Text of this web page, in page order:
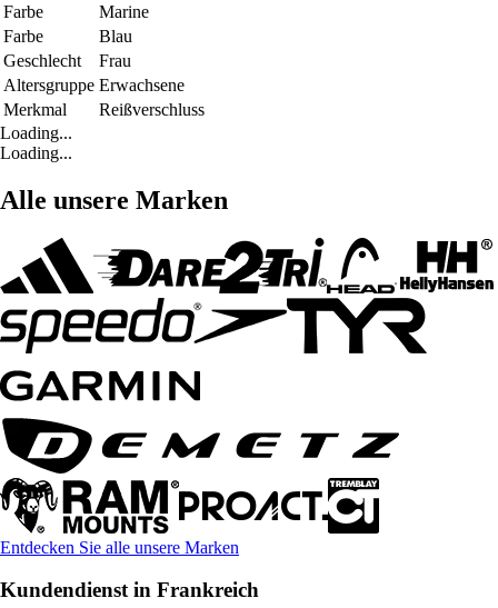
Farbe
Marine
Farbe
Blau
Geschlecht
Frau
Altersgruppe Erwachsene
Merkmal
Reißverschluss
Loading...
Loading...
Alle unsere Marken
Entdecken Sie alle unsere Marken
Kundendienst in Frankreich